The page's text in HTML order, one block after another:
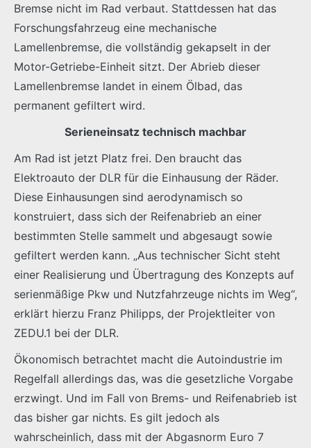
Bremse nicht im Rad verbaut. Stattdessen hat das
Forschungsfahrzeug eine mechanische
Lamellenbremse, die vollständig gekapselt in der
Motor-Getriebe-Einheit sitzt. Der Abrieb dieser
Lamellenbremse landet in einem Ölbad, das
permanent gefiltert wird.
Serieneinsatz technisch machbar
Am Rad ist jetzt Platz frei. Den braucht das
Elektroauto der DLR für die Einhausung der Räder.
Diese Einhausungen sind aerodynamisch so
konstruiert, dass sich der Reifenabrieb an einer
bestimmten Stelle sammelt und abgesaugt sowie
gefiltert werden kann. „Aus technischer Sicht steht
einer Realisierung und Übertragung des Konzepts auf
serienmäßige Pkw und Nutzfahrzeuge nichts im Weg“,
erklärt hierzu Franz Philipps, der Projektleiter von
ZEDU.1 bei der DLR.
Ökonomisch betrachtet macht die Autoindustrie im
Regelfall allerdings das, was die gesetzliche Vorgabe
erzwingt. Und im Fall von Brems- und Reifenabrieb ist
das bisher gar nichts. Es gilt jedoch als
wahrscheinlich, dass mit der Abgasnorm Euro 7